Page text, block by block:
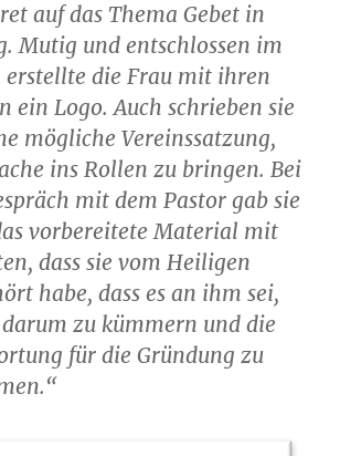
auf das Thema Gebet in
Mutig und entschlossen im
erstellte die Frau mit ihren
ein Logo. Auch schrieben sie
mögliche Vereinssatzung,
ins Rollen zu bringen. Bei
mit dem Pastor gab sie
vorbereitete Material mit
dass sie vom Heiligen
habe, dass es an ihm sei,
zu kümmern und die
für die Gründung zu